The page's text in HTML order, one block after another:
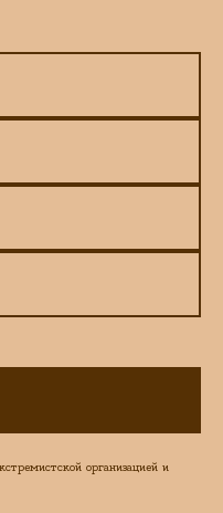
организацией и